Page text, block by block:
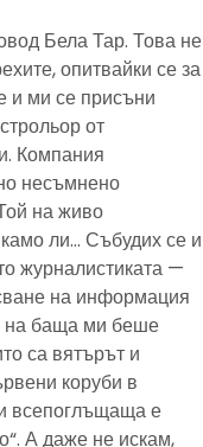
Бела Тар. Това не
опитвайки се за
и ми се присъни
от
Компания
несъмнено
на живо
ли… Събудих се и
журналистиката —
на информация
на баща ми беше
са вятърът и
коруби в
всепоглъщаща е
А даже не искам,